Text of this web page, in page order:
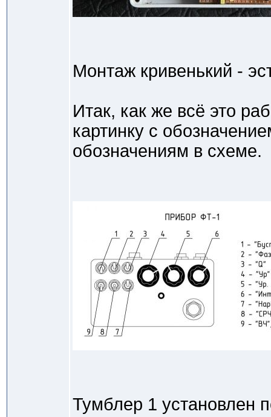
Монтаж кривенький -
Итак, как же всё это
картинку с
обозначениям в схеме.
Тумблер 1 установлен